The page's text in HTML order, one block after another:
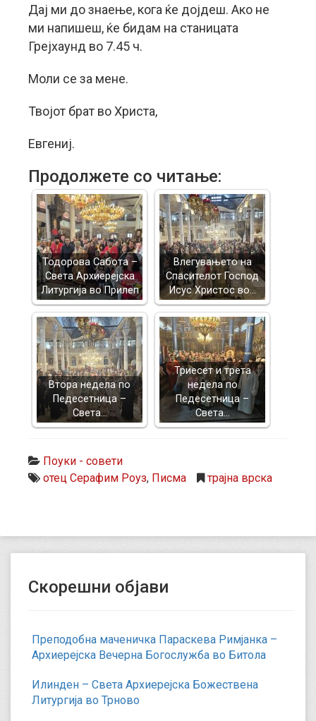
Дај ми до знаење, кога ќе дојдеш. Ако не
ми напишеш, ќе бидам на станицата
Грејхаунд во 7.45 ч.
Моли се за мене.
Твојот брат во Христа,
Евгениј.
Продолжете со читање:
Тодорова Сабота –
Света Архиерејска
Литургија во Прилеп
Влегувањето на
Спасителот Господ
Исус Христос во…
Втора недела по
Педесетница –
Света…
Триесет и трета
недела по
Педесетница –
Света…
Поуки - совети
отец Серафим Роуз, Писма трајна врска
Скорешни објави
Преподобна маченичка Параскева Римјанка –
Архиерејска Вечерна Богослужба во Битола
Илинден – Света Архиерејска Божествена
Литургија во Трново